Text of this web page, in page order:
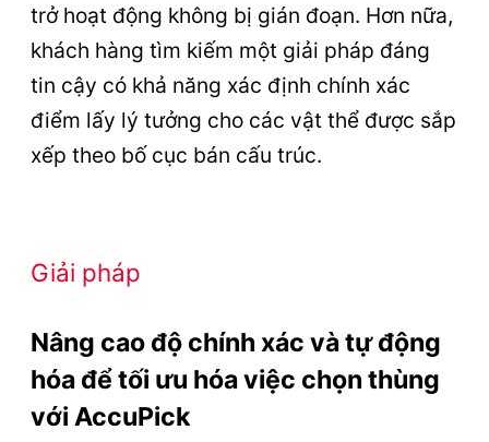
trở hoạt động không bị gián đoạn. Hơn nữa,
khách hàng tìm kiếm một giải pháp đáng
tin cậy có khả năng xác định chính xác
điểm lấy lý tưởng cho các vật thể được sắp
xếp theo bố cục bán cấu trúc.
Giải pháp
Nâng cao độ chính xác và tự động
hóa để tối ưu hóa việc chọn thùng
với AccuPick